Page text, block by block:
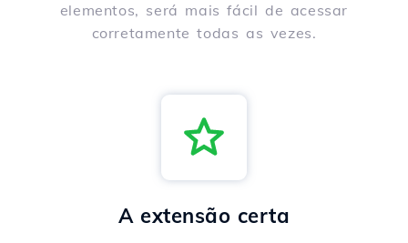
elementos, será mais fácil de acessar
corretamente todas as vezes.
A extensão certa